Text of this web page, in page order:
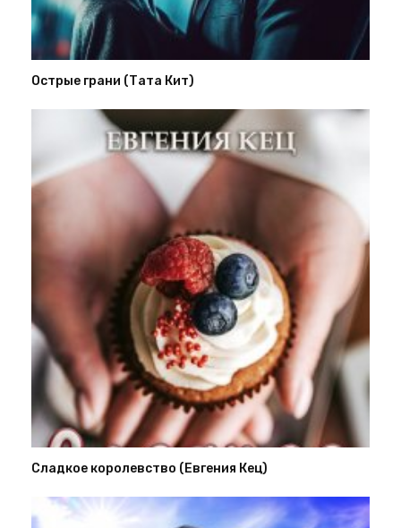
Острые грани (Тата Кит)
Сладкое королевство (Евгения Кец)